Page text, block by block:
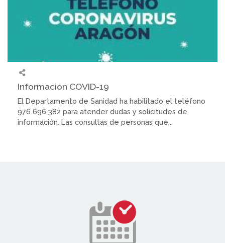
Información COVID-19
El Departamento de Sanidad ha habilitado el teléfono
976 696 382 para atender dudas y solicitudes de
información. Las consultas de personas que...